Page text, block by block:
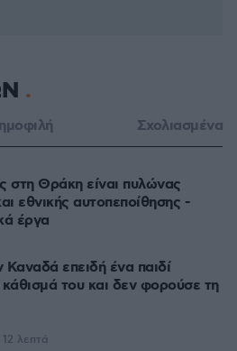
Σχολιασμένα
στη Θράκη είναι πυλώνας
εθνικής αυτοπεποίθησης -
έργα
επειδή ένα παιδί
του και δεν φορούσε τη
12 λεπτά